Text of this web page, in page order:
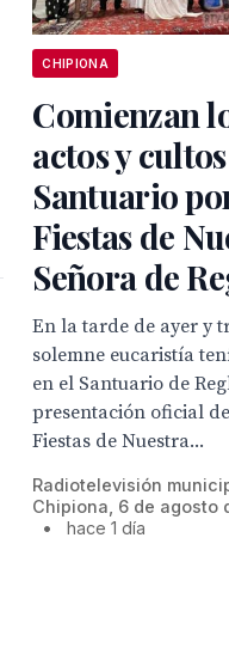
CHIPIONA
Comienzan
actos y
Santuario
Fiestas de
Señora de
En la tarde de ayer y
solemne eucaristía
en el Santuario de
presentación oficial
Fiestas de Nuestra...
Radiotelevisión
Chipiona, 6 de agosto
•
hace 1 día